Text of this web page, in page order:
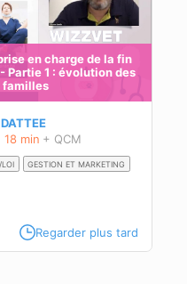
en charge de la fin
Partie 1 : évolution des
familles
min + QCM
LOI GESTION ET MARKETING
Regarder plus tard